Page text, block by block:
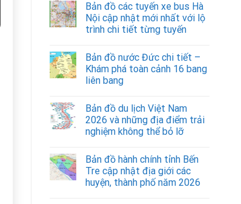
Bản đồ các tuyến xe bus Hà
Nội cập nhật mới nhất với lộ
trình chi tiết từng tuyến
Bản đồ nước Đức chi tiết –
Khám phá toàn cảnh 16 bang
liên bang
Bản đồ du lịch Việt Nam
2026 và những địa điểm trải
nghiệm không thể bỏ lỡ
Bản đồ hành chính tỉnh Bến
Tre cập nhật địa giới các
huyện, thành phố năm 2026